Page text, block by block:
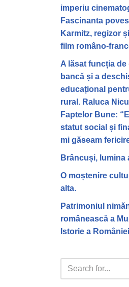
imperiu
Fascinanta
Karmitz, regizor
film româno-
A lăsat funcția
bancă și a
educațional
rural. Raluca
Faptelor Bune:
statut social și
mi găseam
Brâncuși, lumina
O moștenire
alta.
Patrimoniul
românească a
Istorie a României